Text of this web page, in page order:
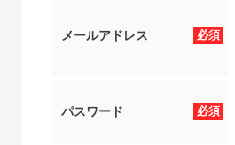
必須
メールアドレス
必須
パスワード